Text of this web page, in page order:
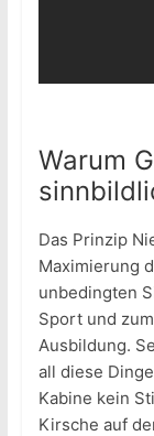
Warum
Das Prinzip
Maximierung
unbedingten
Sport und
Ausbildung.
all diese
Kabine kein
Kirsche auf